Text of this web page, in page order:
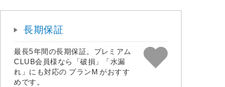
長期保証
最長5年間の長期保証。プレミアム
CLUB会員様なら「破損」「水漏
れ」にも対応の プランM がおすす
めです。